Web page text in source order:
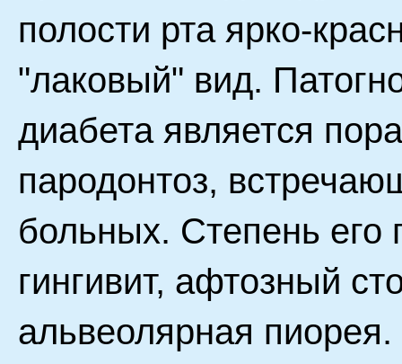
полости рта ярко-
"лаковый" вид.
диабета является
пародонтоз,
больных. Степень его
гингивит, афтозный
альвеолярная пиорея.